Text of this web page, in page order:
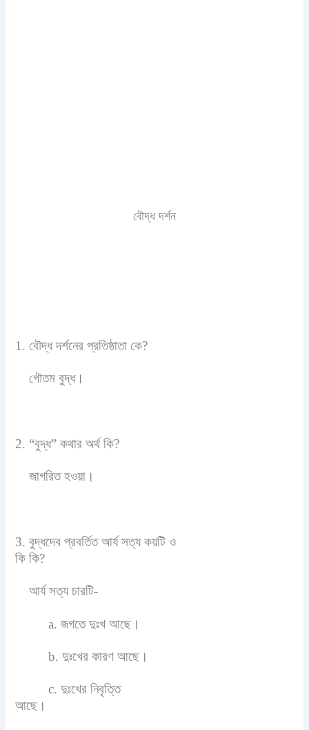
বৌদ্ধ দর্শন
1. বৌদ্ধ দর্শনের প্রতিষ্ঠাতা কে?
গৌতম বুদ্ধ।
2. “বুদ্ধ” কথার অর্থ কি?
জাগরিত হওয়া।
3. বুদ্ধদেব প্রবর্তিত আর্য সত্য কয়টি ও
কি কি?
আর্য সত্য চারটি-
a. জগতে দুঃখ আছে।
b. দুঃখের কারণ আছে।
c. দুঃখের নিবৃত্তি
আছে।